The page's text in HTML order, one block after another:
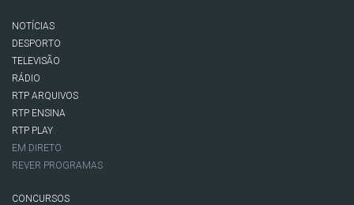
NOTÍCIAS
DESPORTO
TELEVISÃO
RÁDIO
RTP ARQUIVOS
RTP ENSINA
RTP PLAY
EM DIRETO
REVER PROGRAMAS
CONCURSOS